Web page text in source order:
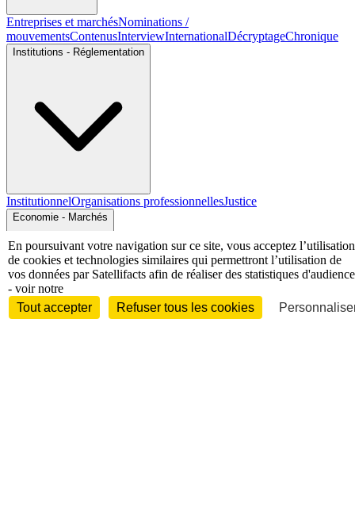
Entreprises et marchésNominations /
mouvementsContenusInterviewInternationalDécryptageChronique
Institutions - Réglementation
InstitutionnelOrganisations professionnellesJustice
Economie - Marchés
En poursuivant votre navigation sur ce site, vous acceptez l’utilisation
de cookies et technologies similaires qui permettront l’utilisation de
vos données par Satellifacts afin de réaliser des statistiques d'audience
- voir notre
Tout accepter
Refuser tous les cookies